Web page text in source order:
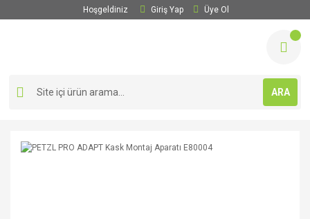
Hoşgeldiniz Giriş Yap Üye Ol
ARA